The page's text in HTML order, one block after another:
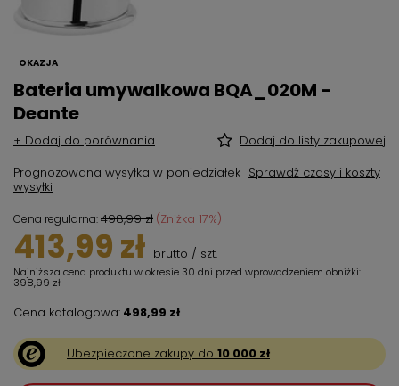
OKAZJA
Bateria umywalkowa BQA_020M -
Deante
+ Dodaj do porównania
Dodaj do listy zakupowej
Prognozowana wysyłka w poniedziałek Sprawdź czasy i koszty
wysyłki
Cena regularna:498,99 zł (Zniżka 17%)
413,99 zł brutto / szt.
Najniższa cena produktu w okresie 30 dni przed wprowadzeniem obniżki:
398,99 zł
Cena katalogowa: 498,99 zł
Ubezpieczone zakupy do 10 000 zł